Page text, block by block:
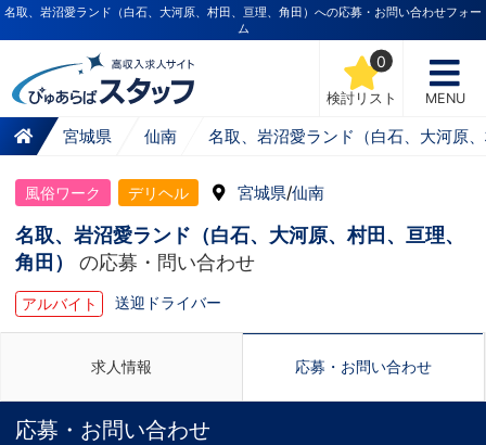
名取、岩沼愛ランド（白石、大河原、村田、亘理、角田）への応募・お問い合わせフォー
ム
検討リスト
0
MENU
宮城県 仙南 名取、岩沼愛ランド（白石、大河原
風俗ワーク デリヘル 宮城県/仙南
名取、岩沼愛ランド（白石、大河原、村田、亘理、
角田）
の応募・問い合わせ
アルバイト 送迎ドライバー
求人情報 応募・お問い合わせ
応募・お問い合わせ